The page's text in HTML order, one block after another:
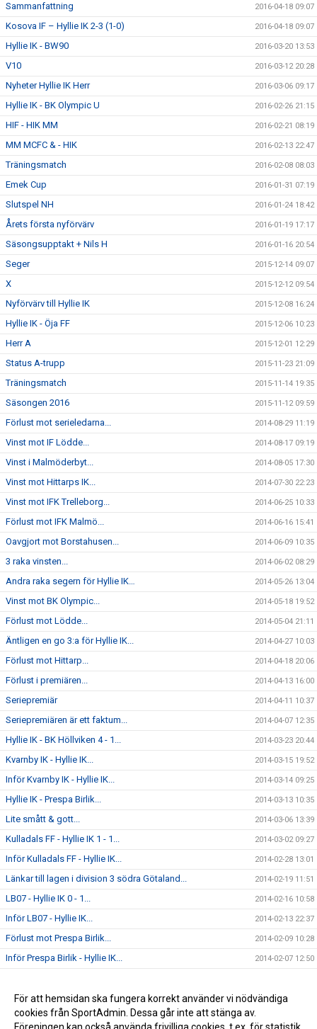
Sammanfattning 2016-04-18 09:07
Kosova IF – Hyllie IK 2-3 (1-0) 2016-04-18 09:07
Hyllie IK - BW90 2016-03-20 13:53
V10 2016-03-12 20:28
Nyheter Hyllie IK Herr 2016-03-06 09:17
Hyllie IK - BK Olympic U 2016-02-26 21:15
HIF - HIK MM 2016-02-21 08:19
MM MCFC & - HIK 2016-02-13 22:47
Träningsmatch 2016-02-08 08:03
Emek Cup 2016-01-31 07:19
Slutspel NH 2016-01-24 18:42
Årets första nyförvärv 2016-01-19 17:17
Säsongsupptakt + Nils H 2016-01-16 20:54
Seger 2015-12-14 09:07
X 2015-12-12 09:54
Nyförvärv till Hyllie IK 2015-12-08 16:24
Hyllie IK - Öja FF 2015-12-06 10:23
Herr A 2015-12-01 12:29
Status A-trupp 2015-11-23 21:09
Träningsmatch 2015-11-14 19:35
Säsongen 2016 2015-11-12 09:59
Förlust mot serieledarna... 2014-08-29 11:19
Vinst mot IF Lödde... 2014-08-17 09:19
Vinst i Malmöderbyt... 2014-08-05 17:30
Vinst mot Hittarps IK... 2014-07-30 22:23
Vinst mot IFK Trelleborg... 2014-06-25 10:33
Förlust mot IFK Malmö... 2014-06-16 15:41
Oavgjort mot Borstahusen... 2014-06-09 10:35
3 raka vinsten... 2014-06-02 08:29
Andra raka segern för Hyllie IK… 2014-05-26 13:04
Vinst mot BK Olympic... 2014-05-18 19:52
Förlust mot Lödde... 2014-05-04 21:11
Äntligen en go 3:a för Hyllie IK... 2014-04-27 10:03
Förlust mot Hittarp... 2014-04-18 20:06
Förlust i premiären... 2014-04-13 16:00
Seriepremiär 2014-04-11 10:37
Seriepremiären är ett faktum... 2014-04-07 12:35
Hyllie IK - BK Höllviken 4 - 1... 2014-03-23 20:44
Kvarnby IK - Hyllie IK... 2014-03-15 19:52
Inför Kvarnby IK - Hyllie IK... 2014-03-14 09:25
Hyllie IK - Prespa Birlik... 2014-03-13 10:35
Lite smått & gott... 2014-03-06 13:39
Kulladals FF - Hyllie IK 1 - 1... 2014-03-02 09:27
Inför Kulladals FF - Hyllie IK... 2014-02-28 13:01
Länkar till lagen i division 3 södra Götaland... 2014-02-19 11:51
LB07 - Hyllie IK 0 - 1... 2014-02-16 10:58
Inför LB07 - Hyllie IK... 2014-02-13 22:37
Förlust mot Prespa Birlik... 2014-02-09 10:28
Inför Prespa Birlik - Hyllie IK... 2014-02-07 12:50
Saxat från blogg 1938 2014-01-20 09:51
Jesper Rendin klar för Hyllie iK... 2013-12-18 10:05
För att hemsidan ska fungera korrekt använder vi nödvändiga
cookies från SportAdmin. Dessa går inte att stänga av.